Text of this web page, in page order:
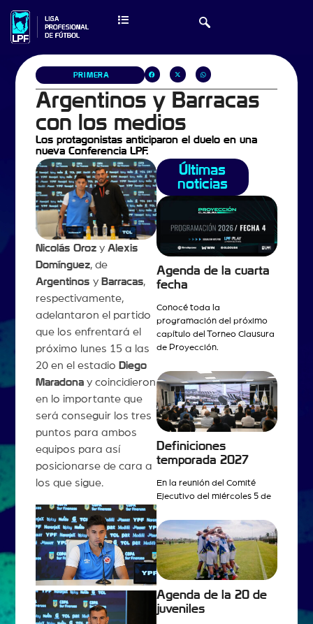
PRIMERA
Argentinos y Barracas
con los medios
Los protagonistas anticiparon el duelo en una
nueva Conferencia LPF.
Nicolás Orozy Alexis
Domínguez, de
Argentinos y Barracas,
respectivamente,
adelantaron el partido
que los enfrentará el
próximo lunes 15 a las
20 en el estadio Diego
Maradonay coincidieron
en lo importante que
será conseguir los tres
puntos para ambos
equipos para así
posicionarse de cara a
los que sigue.
Últimas
noticias
Agenda de la cuarta
fecha
Conocé toda la
programación del próximo
capítulo del Torneo Clausura
de Proyección.
Definiciones
temporada 2027
En la reunión del Comité
Ejecutivo del miércoles 5 de
Agenda de la 20 de
juveniles